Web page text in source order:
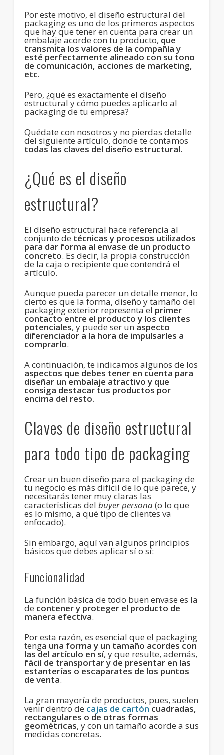
Por este motivo, el diseño estructural del
packaging es uno de los primeros aspectos
que hay que tener en cuenta para crear un
embalaje acorde con tu producto, que
transmita los valores de la compañía y
esté perfectamente alineado con su tono
de comunicación, acciones de marketing,
etc.
Pero, ¿qué es exactamente el diseño
estructural y cómo puedes aplicarlo al
packaging de tu empresa?
Quédate con nosotros y no pierdas detalle
del siguiente artículo, donde te contamos
todas las claves del diseño estructural.
¿Qué es el diseño
estructural?
El diseño estructural hace referencia al
conjunto de técnicas y procesos utilizados
para dar forma al envase de un producto
concreto. Es decir, la propia construcción
de la caja o recipiente que contendrá el
artículo.
Aunque pueda parecer un detalle menor, lo
cierto es que la forma, diseño y tamaño del
packaging exterior representa el primer
contacto entre el producto y los clientes
potenciales, y puede ser un aspecto
diferenciador a la hora de impulsarles a
comprarlo.
A continuación, te indicamos algunos de los
aspectos que debes tener en cuenta para
diseñar un embalaje atractivo y que
consiga destacar tus productos por
encima del resto.
Claves de diseño estructural
para todo tipo de packaging
Crear un buen diseño para el packaging de
tu negocio es más difícil de lo que parece, y
necesitarás tener muy claras las
características del buyer persona(o lo que
es lo mismo, a qué tipo de clientes va
enfocado).
Sin embargo, aquí van algunos principios
básicos que debes aplicar sí o sí:
Funcionalidad
La función básica de todo buen envase es la
de contener y proteger el producto de
manera efectiva.
Por esta razón, es esencial que el packaging
tenga una forma y un tamaño acordes con
las del artículo en sí, y que resulte, además,
fácil de transportar y de presentar en las
estanterías o escaparates de los puntos
de venta.
La gran mayoría de productos, pues, suelen
venir dentro de cajas de cartóncuadradas,
rectangulares o de otras formas
geométricas, y con un tamaño acorde a sus
medidas concretas.